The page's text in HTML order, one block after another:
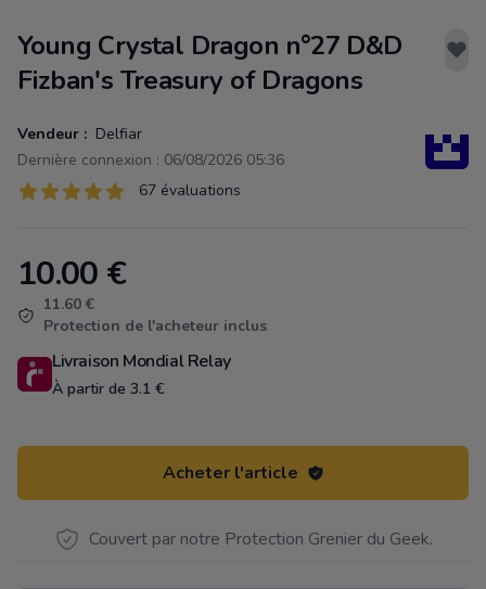
Young Crystal Dragon n°27 D&D
Fizban's Treasury of Dragons
Vendeur : Delfiar
Dernière connexion : 06/08/2026 05:36
Évaluations
67 sur 5 étoiles 67 évaluations
Product information
10.00 €
11.60 €
Protection de l'acheteur inclus
Livraison Mondial Relay
À partir de 3.1 €
Acheter l'article
Couvert par notre Protection Grenier du Geek.